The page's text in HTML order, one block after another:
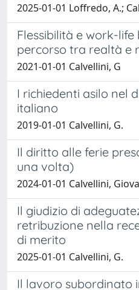
2025-01-01 Loffredo, A.;
Flessibilità e work-life
percorso tra realtà e
2021-01-01 Calvellini, G
I richiedenti asilo nel
italiano
2019-01-01 Calvellini, G.
Il diritto alle ferie
una volta)
2024-01-01 Calvellini,
Il giudizio di
retribuzione nella
di merito
2025-01-01 Calvellini, G.
Il lavoro subordinato